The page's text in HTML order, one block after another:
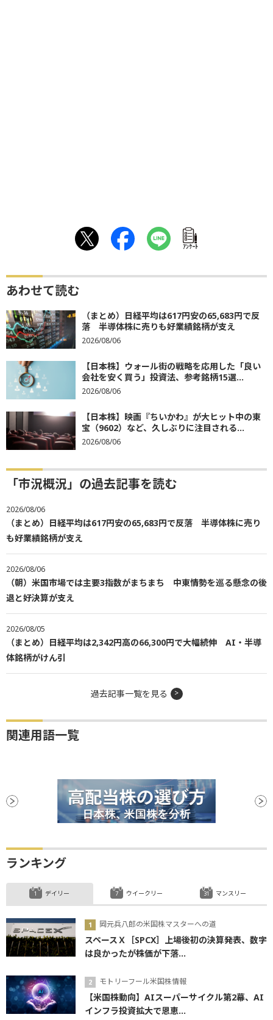
ｱﾝｹｰﾄ
あわせて読む
（まとめ）日経平均は617円安の65,683円で反
落 半導体株に売りも好業績銘柄が支え
2026/08/06
【日本株】ウォール街の戦略を応用した「良い
会社を安く買う」投資法、参考銘柄15選...
2026/08/06
【日本株】映画『ちいかわ』が大ヒット中の東
宝（9602）など、久しぶりに注目される...
2026/08/06
「市況概況」の過去記事を読む
2026/08/06
（まとめ）日経平均は617円安の65,683円で反落 半導体株に売り
も好業績銘柄が支え
2026/08/06
（朝）米国市場では主要3指数がまちまち 中東情勢を巡る懸念の後
退と好決算が支え
2026/08/05
（まとめ）日経平均は2,342円高の66,300円で大幅続伸 AI・半導
体銘柄がけん引
過去記事一覧を見る
関連用語一覧
ランキング
デイリー
岡元兵八郎の米国株マスターへの道
スペースＸ［SPCX］上場後初の決算発表、数字
は良かったが株価が下落...
モトリーフール米国株情報
【米国株動向】AIスーパーサイクル第2幕、AI
インフラ投資拡大で恩恵...
ウイークリー マンスリー